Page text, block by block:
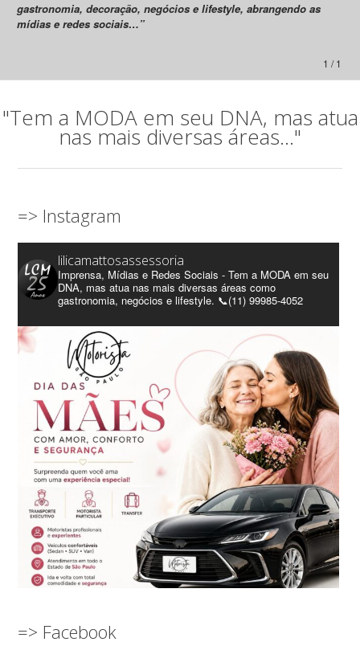
gastronomia, decoração, negócios e lifestyle, abrangendo as
mídias e redes sociais…”
1 / 1
"Tem a MODA em seu DNA, mas atua
nas mais diversas áreas..."
=> Instagram
lilicamattosassessoria
Imprensa, Mídias e Redes Sociais - Tem a MODA em seu
DNA, mas atua nas mais diversas áreas como
gastronomia, negócios e lifestyle. 📞(11) 99985-4052
=> Facebook